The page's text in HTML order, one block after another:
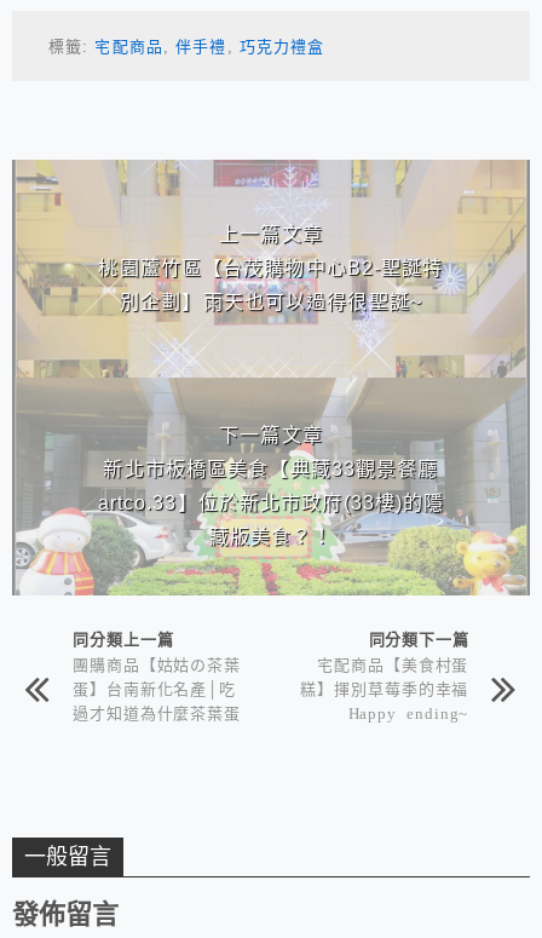
標籤: 宅配商品 ,伴手禮 , 巧克力禮盒
相連文章
上一篇文章
桃園蘆竹區【台茂購物中心B2-聖誕特
別企劃】雨天也可以過得很聖誕~
下一篇文章
新北市板橋區美食【典藏33觀景餐廳
artco.33】位於新北市政府(33樓)的隱
藏版美食？！
同分類上一篇
團購商品【姑姑の茶葉
蛋】台南新化名產│吃
過才知道為什麼茶葉蛋
同分類下一篇
宅配商品【美食村蛋
糕】揮別草莓季的幸福
Happy ending~
一般留言
發佈留言